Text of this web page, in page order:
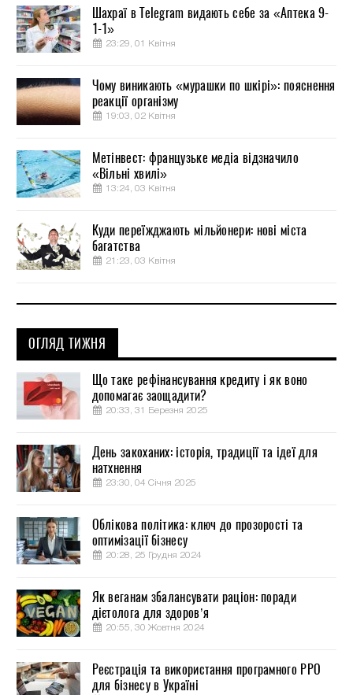
Шахраї в Telegram видають себе за «Аптека 9-
1-1»
23:29, 01 Квітня
Чому виникають «мурашки по шкірі»: пояснення
реакції організму
19:03, 02 Квітня
Метінвест: французьке медіа відзначило
«Вільні хвилі»
13:24, 03 Квітня
Куди переїжджають мільйонери: нові міста
багатства
21:23, 03 Квітня
ОГЛЯД ТИЖНЯ
Що таке рефінансування кредиту і як воно
допомагає заощадити?
20:33, 31 Березня 2025
День закоханих: історія, традиції та ідеї для
натхнення
23:30, 04 Січня 2025
Облікова політика: ключ до прозорості та
оптимізації бізнесу
20:28, 25 Грудня 2024
Як веганам збалансувати раціон: поради
дієтолога для здоров’я
20:55, 30 Жовтня 2024
Реєстрація та використання програмного РРО
для бізнесу в Україні